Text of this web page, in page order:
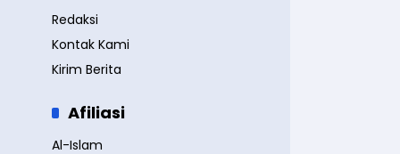
Redaksi
Kontak Kami
Kirim Berita
Afiliasi
Al-Islam